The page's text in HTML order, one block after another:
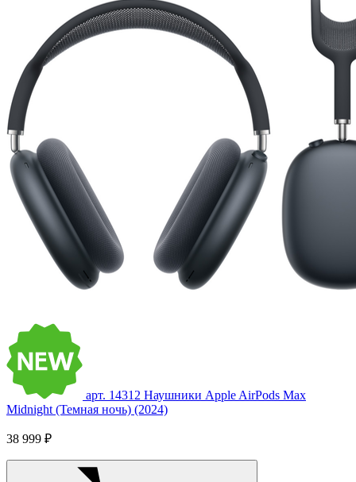
арт. 14312 Наушники Apple AirPods Max
Midnight (Темная ночь) (2024)
38 999 ₽